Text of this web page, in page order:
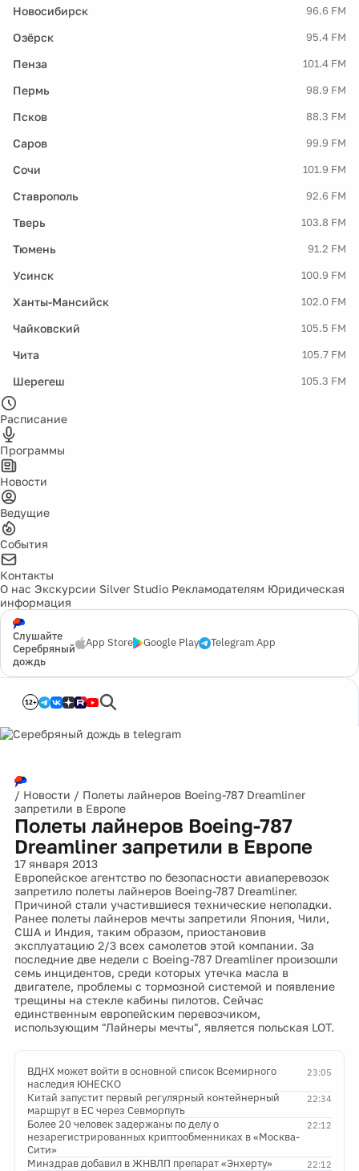
Новосибирск 96.6 FM
Озёрск 95.4 FM
Пенза 101.4 FM
Пермь 98.9 FM
Псков 88.3 FM
Саров 99.9 FM
Сочи 101.9 FM
Ставрополь 92.6 FM
Тверь 103.8 FM
Тюмень 91.2 FM
Усинск 100.9 FM
Ханты-Мансийск 102.0 FM
Чайковский 105.5 FM
Чита 105.7 FM
Шерегеш 105.3 FM
Расписание
Программы
Новости
Ведущие
События
Контакты
О нас Экскурсии Silver Studio Рекламодателям Юридическая
информация
Слушайте
Серебряный
дождь
App Store Google Play Telegram App
12+
/ Новости / Полеты лайнеров Boeing-787 Dreamliner
запретили в Европе
Полеты лайнеров Boeing-787
Dreamliner запретили в Европе
17 января 2013
Европейское агентство по безопасности авиаперевозок
запретило полеты лайнеров Boeing-787 Dreamliner.
Причиной стали участившиеся технические неполадки.
Ранее полеты лайнеров мечты запретили Япония, Чили,
США и Индия, таким образом, приостановив
эксплуатацию 2/3 всех самолетов этой компании. За
последние две недели с Boeing-787 Dreamliner произошли
семь инцидентов, среди которых утечка масла в
двигателе, проблемы с тормозной системой и появление
трещины на стекле кабины пилотов. Сейчас
единственным европейским перевозчиком,
использующим "Лайнеры мечты", является польская LOT.
23:05
ВДНХ может войти в основной список Всемирного
наследия ЮНЕСКО
22:34
Китай запустит первый регулярный контейнерный
маршрут в ЕС через Севморпуть
22:12
Более 20 человек задержаны по делу о
незарегистрированных криптообменниках в «Москва-
Сити»
22:12
Минздрав добавил в ЖНВЛП препарат «Энхерту»